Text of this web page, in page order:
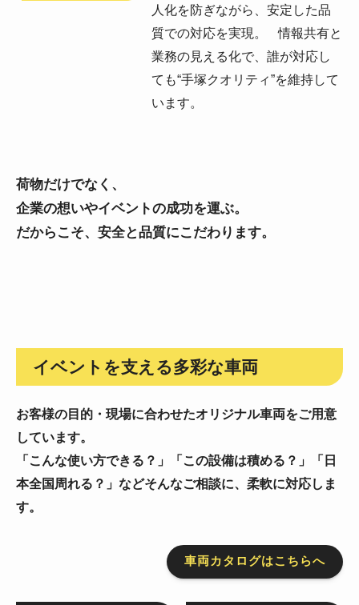
人化を防ぎながら、安定した品
質での対応を実現。 情報共有と
業務の見える化で、誰が対応し
ても“手塚クオリティ”を維持して
います。
荷物だけでなく、
企業の想いやイベントの成功を運ぶ。
だからこそ、安全と品質にこだわります。
イベントを支える多彩な車両
お客様の目的・現場に合わせたオリジナル車両をご用意
しています。
「こんな使い方できる？」「この設備は積める？」「日
本全国周れる？」などそんなご相談に、柔軟に対応しま
す。
車両カタログはこちらへ